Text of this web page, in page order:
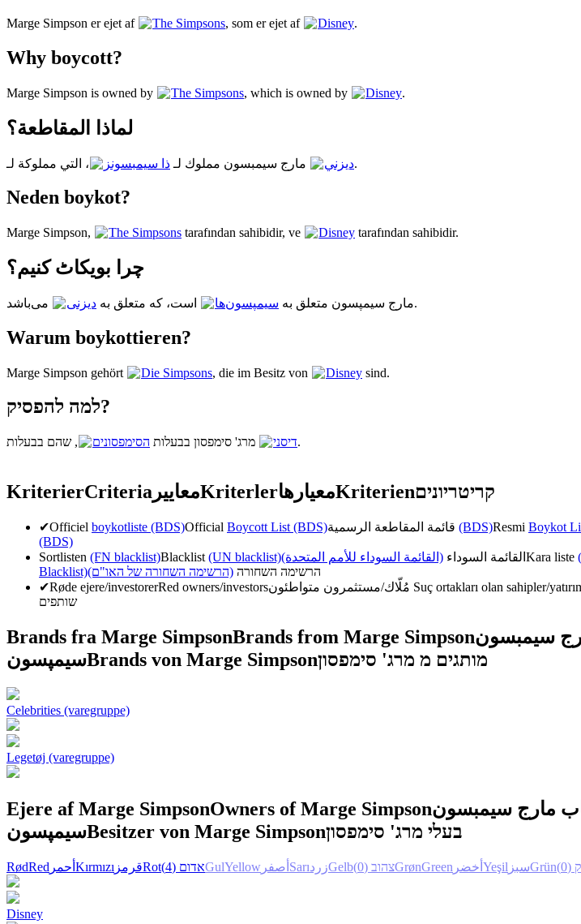
Marge Simpson er ejet af The Simpsons, som er ejet af Disney.
Why boycott?
Marge Simpson is owned by The Simpsons, which is owned by Disney.
لماذا المقاطعة؟
مارج سيمبسون مملوك لـ ذا سيمبسونز ديزني.
Neden boykot?
Marge Simpson, The Simpsons tarafından sahibidir, ve Disney tarafından sahibidir.
چرا بویکاٹ کنیم؟
مارج سیمپسون متعلق به سیمپسون‌ها است، که متعلق به دیزنی می‌باشد.
Warum boykottieren?
Marge Simpson gehört Die Simpsons, die im Besitz von Disney sind.
למה להפסיק?
מרג' סימפסון בבעלות הסימפסונים דיסני.
KriterierCriteria معاييرKriterlerمعیارهاKriterienקריטריונים
✔Officiel boykotliste (BDS)Official Boycott List (BDS) (BDS)Resmi Boykot
(BDS)
Sortlisten (FN blacklist)Blacklist (UN blacklist) القائمة السوداء (القائمة السوداء للأمم المتحدة) Kara liste
Blacklist)
הרשימה השחורה (הרשימה השחורה של האו"ם)
✔Røde ejere/investorerRed owners/investors Suç ortakları olan sahipler/
שותפים
Brands fra Marge SimpsonBrands from Marge Simpsonسيمبسون
سیمپسونBrands von Marge Simpsonמותגים מ מרג' סימפסון
Celebrities (varegruppe)
Legetøj (varegruppe)
Ejere af Marge SimpsonOwners of Marge Simpsonمارج سيمبسون
سیمپسونBesitzer von Marge Simpsonבעלי מרג' סימפסון
RødRed أحمر Kırmızı قرمزRot אדום (4) GulYellow أصفر SarıزردGelb צהוב (0) GrønGreen أخضر Yeşil سبزGrün (0)
Disney